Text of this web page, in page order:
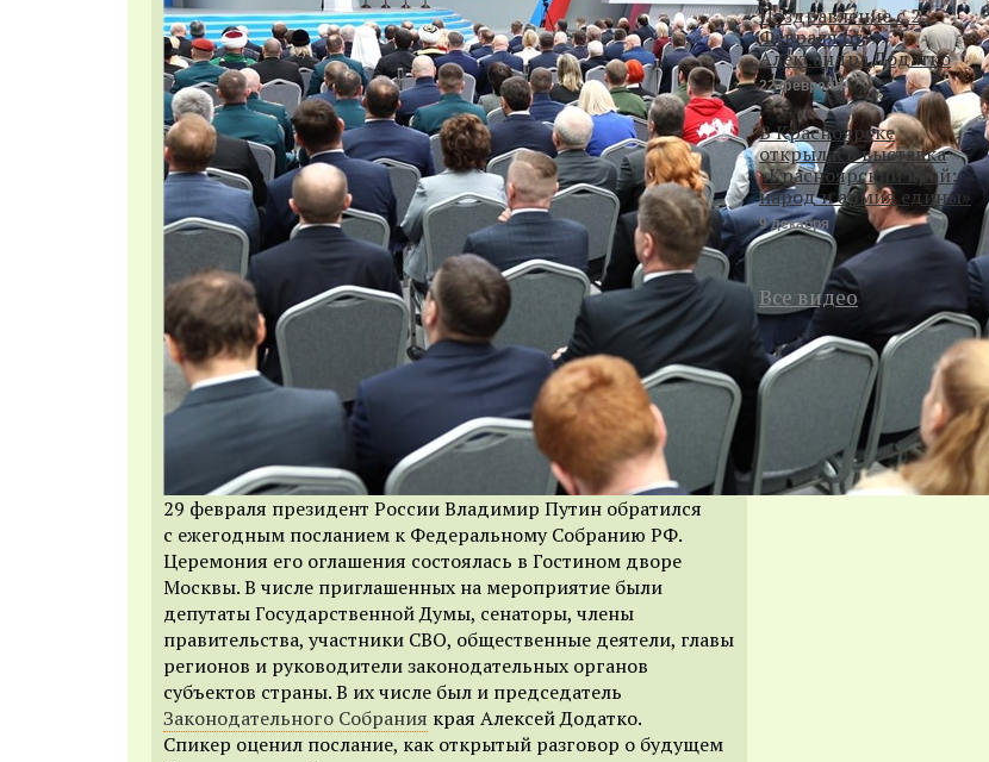
29 февраля президент России Владимир Путин обратился
с ежегодным посланием к Федеральному Собранию РФ.
Церемония его оглашения состоялась в Гостином дворе
Москвы. В числе приглашенных на мероприятие были
депутаты Государственной Думы, сенаторы, члены
правительства, участники СВО, общественные деятели, главы
регионов и руководители законодательных органов
субъектов страны. В их числе был и председатель
Законодательного Собрания края Алексей Додатко.
Спикер оценил послание, как открытый разговор о будущем
Поздравление с 23
Февраля от
Александра Додатко
22 февраля
В Красноярске
открылась выставка
«Красноярский край:
народ и армия едины»
9 декабря
Все видео